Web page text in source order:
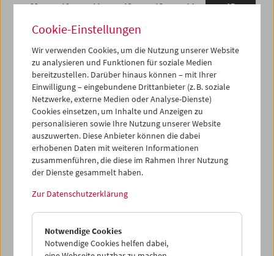
09
10 11 12 13 14
15
16
17 18 19
23
25 27
01
02
03 04 05 06 07
iCalender
Programmheft-PDF
English language or subtitles
< Vorherige Woche
Mo 9.2.
Di 10.2.
Cookie-Einstellungen
Wir verwenden Cookies, um die Nutzung unserer Website
zu analysieren und Funktionen für soziale Medien
bereitzustellen. Darüber hinaus können – mit Ihrer
Einwilligung – eingebundene Drittanbieter (z. B. soziale
Netzwerke, externe Medien oder Analyse-Dienste)
Cookies einsetzen, um Inhalte und Anzeigen zu
personalisieren sowie Ihre Nutzung unserer Website
auszuwerten. Diese Anbieter können die dabei
erhobenen Daten mit weiteren Informationen
zusammenführen, die diese im Rahmen Ihrer Nutzung
der Dienste gesammelt haben.
Zur Datenschutzerklärung
Notwendige Cookies
Notwendige Cookies helfen dabei,